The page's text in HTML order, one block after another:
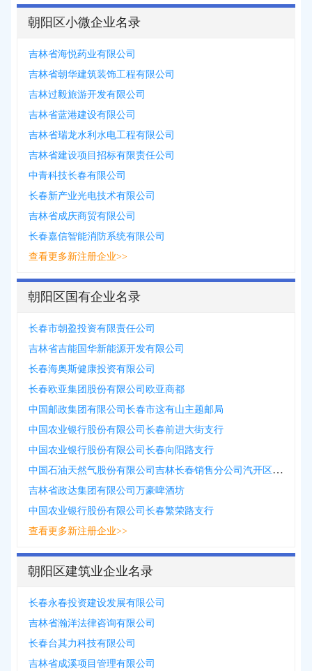
朝阳区小微企业名录
吉林省海悦药业有限公司
吉林省朝华建筑装饰工程有限公司
吉林过毅旅游开发有限公司
吉林省蓝港建设有限公司
吉林省瑞龙水利水电工程有限公司
吉林省建设项目招标有限责任公司
中青科技长春有限公司
长春新产业光电技术有限公司
吉林省成庆商贸有限公司
长春嘉信智能消防系统有限公司
查看更多新注册企业>>
朝阳区国有企业名录
长春市朝盈投资有限责任公司
吉林省吉能国华新能源开发有限公司
长春海奥斯健康投资有限公司
长春欧亚集团股份有限公司欧亚商都
中国邮政集团有限公司长春市这有山主题邮局
中国农业银行股份有限公司长春前进大街支行
中国农业银行股份有限公司长春向阳路支行
中国石油天然气股份有限公司吉林长春销售分公司汽开区加气站
吉林省政达集团有限公司万豪啤酒坊
中国农业银行股份有限公司长春繁荣路支行
查看更多新注册企业>>
朝阳区建筑业企业名录
长春永春投资建设发展有限公司
吉林省瀚洋法律咨询有限公司
长春台其力科技有限公司
吉林省成溪项目管理有限公司